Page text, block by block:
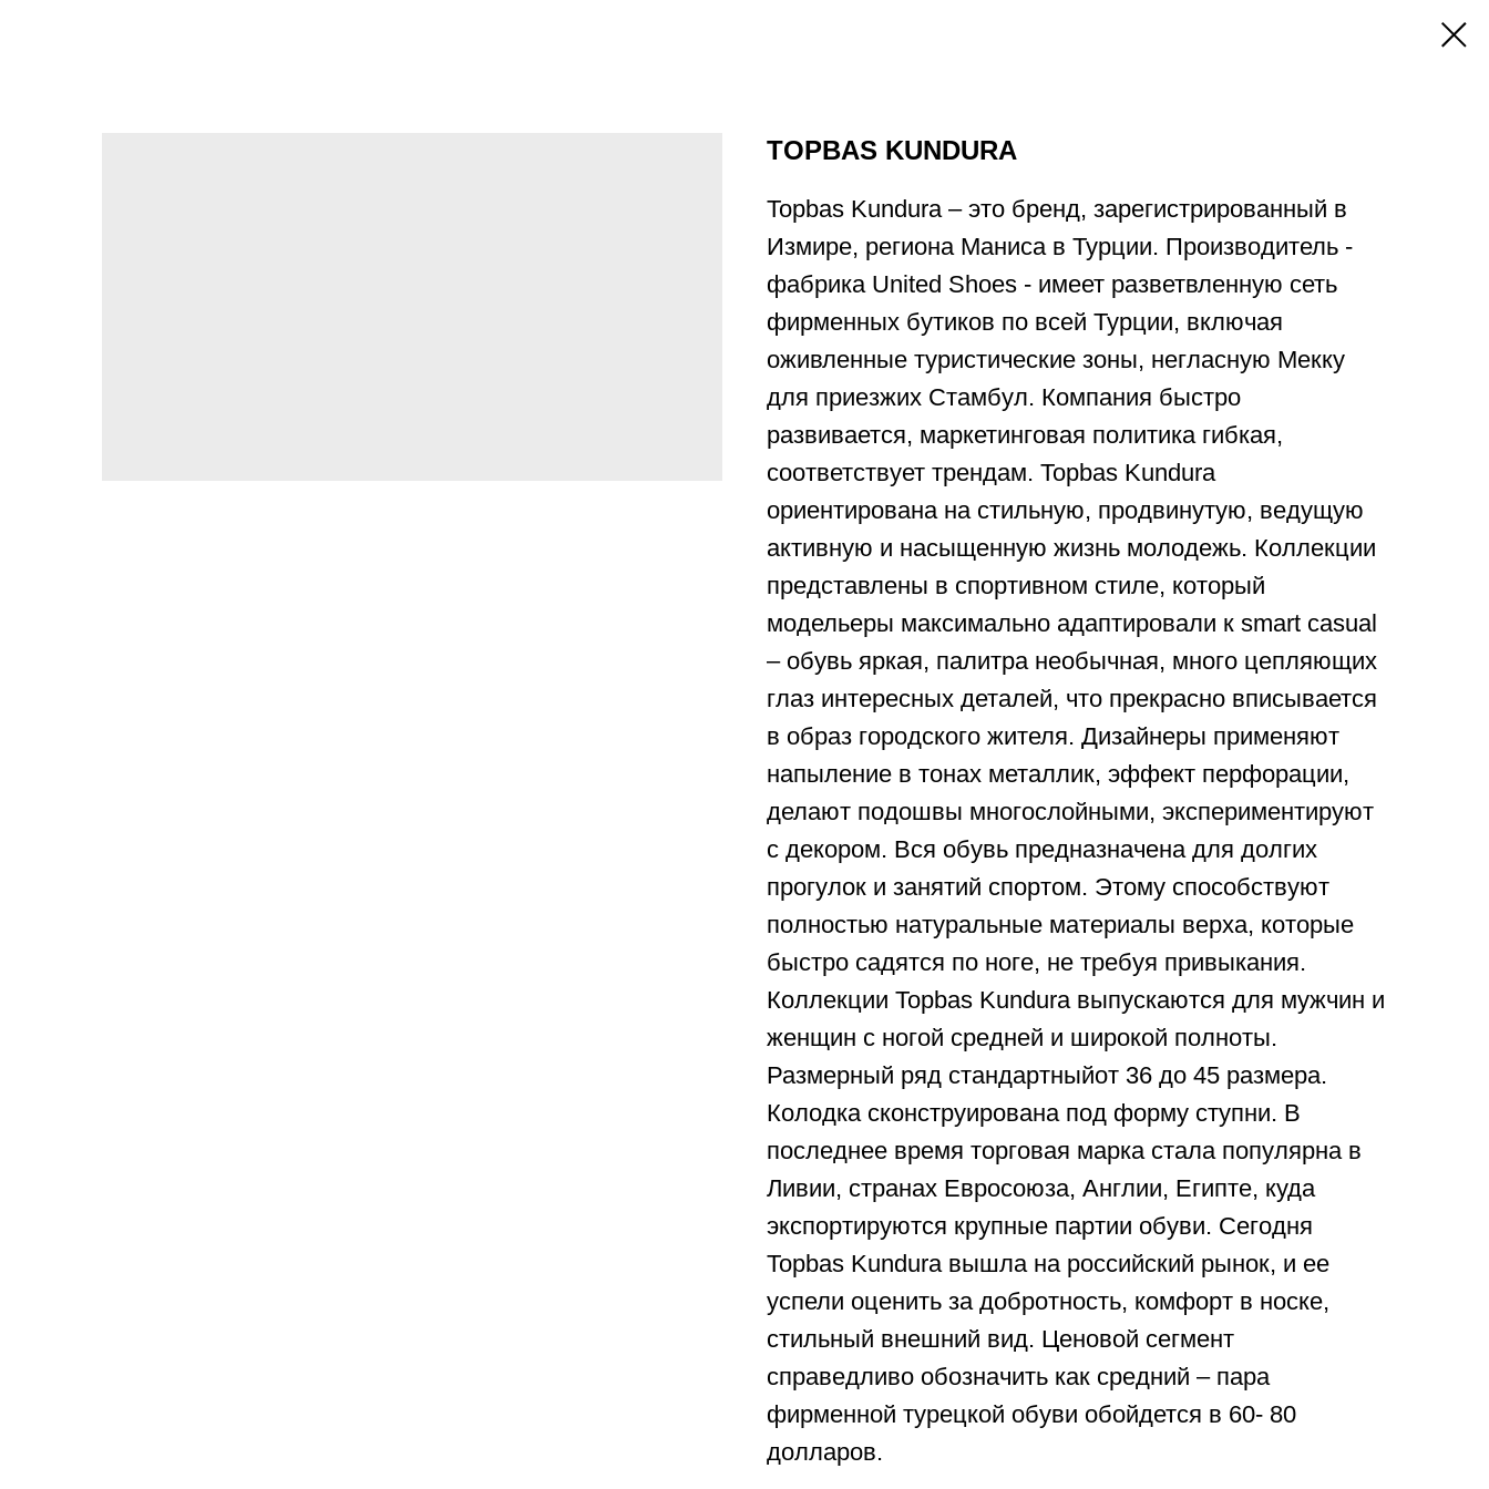
TOPBAS KUNDURA
Topbas Kundura – это бренд, зарегистрированный в
Измире, региона Маниса в Турции. Производитель -
фабрика United Shoes - имеет разветвленную сеть
фирменных бутиков по всей Турции, включая
оживленные туристические зоны, негласную Мекку
для приезжих Стамбул. Компания быстро
развивается, маркетинговая политика гибкая,
соответствует трендам. Topbas Kundura
ориентирована на стильную, продвинутую, ведущую
активную и насыщенную жизнь молодежь. Коллекции
представлены в спортивном стиле, который
модельеры максимально адаптировали к smart casual
– обувь яркая, палитра необычная, много цепляющих
глаз интересных деталей, что прекрасно вписывается
в образ городского жителя. Дизайнеры применяют
напыление в тонах металлик, эффект перфорации,
делают подошвы многослойными, экспериментируют
с декором. Вся обувь предназначена для долгих
прогулок и занятий спортом. Этому способствуют
полностью натуральные материалы верха, которые
быстро садятся по ноге, не требуя привыкания.
Коллекции Topbas Kundura выпускаются для мужчин и
женщин с ногой средней и широкой полноты.
Размерный ряд стандартныйот 36 до 45 размера.
Колодка сконструирована под форму ступни. В
последнее время торговая марка стала популярна в
Ливии, странах Евросоюза, Англии, Египте, куда
экспортируются крупные партии обуви. Сегодня
Topbas Kundura вышла на российский рынок, и ее
успели оценить за добротность, комфорт в носке,
стильный внешний вид. Ценовой сегмент
справедливо обозначить как средний – пара
фирменной турецкой обуви обойдется в 60- 80
долларов.